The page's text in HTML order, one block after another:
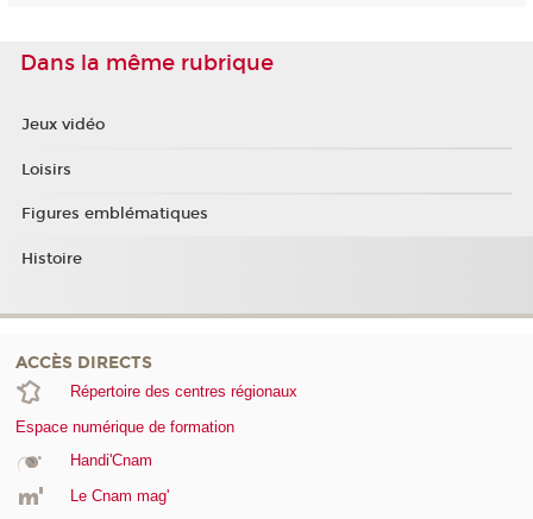
Dans la même rubrique
Jeux vidéo
Loisirs
Figures emblématiques
Histoire
ACCÈS DIRECTS
Répertoire des centres régionaux
Espace numérique de formation
Handi'Cnam
Le Cnam mag'